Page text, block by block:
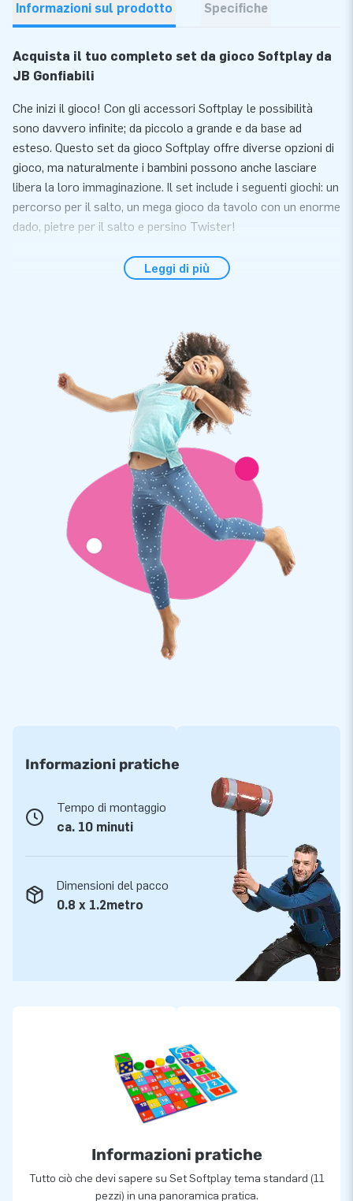
Informazioni sul prodotto Specifiche
Acquista il tuo completo set da gioco Softplay da
JB Gonfiabili
Che inizi il gioco! Con gli accessori Softplay le possibilità
sono davvero infinite; da piccolo a grande e da base ad
esteso. Questo set da gioco Softplay offre diverse opzioni di
gioco, ma naturalmente i bambini possono anche lasciare
libera la loro immaginazione. Il set include i seguenti giochi: un
percorso per il salto, un mega gioco da tavolo con un enorme
dado, pietre per il salto e persino Twister!
Ordina prodotti Softplay di alta qualità da JB
Softplay è composto da 11 elementi di gioco di varie
dimensioni e forme. I bambini possono giocare per ore con
questi allegri blocchi di schiuma. Diamo importanza alla
qualità e alla manutenzione facile, garantendo la longevità dei
materiali Softplay. Dopo il gioco puoi facilmente riporre
l'intero set nella comoda borsa inclusa. Il set da gioco
Softplay è disponibile in 9 temi diversi.
Softplay professionale in vendita dal principale
produttore di gonfiabili in Europa
Da anni siamo conosciuti per i nostri gonfiabili e tutto ciò che
è gonfiabile. Con la nostra gamma Softplay sviluppata
internamente offriamo un ambiente di gioco sicuro in cui i
bambini possono lasciare libera la loro immaginazione ed
energia. Il Softplay è spesso presente in aree di attesa,
ristoranti, musei, asili e aree giochi al chiuso. Quale variante
Leggi di più
Informazioni pratiche
Tempo di montaggio
ca. 10 minuti
Dimensioni del pacco
0.8 x 1.2metro
Informazioni pratiche
Tutto ciò che devi sapere su Set Softplay tema standard (11
pezzi) in una panoramica pratica.